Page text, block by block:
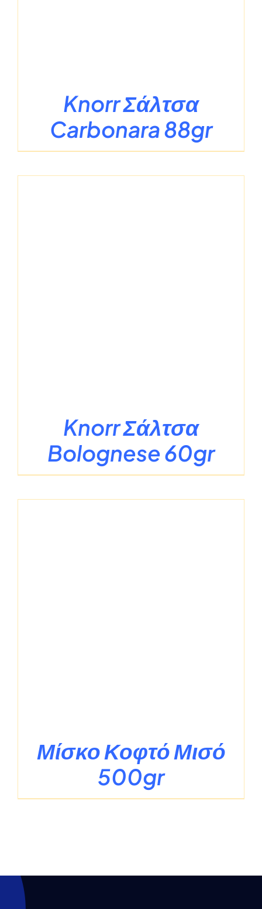
Knorr Σάλτσα
Carbonara 88gr
Knorr Σάλτσα
Bolognese 60gr
Μίσκο Κοφτό Μισό
500gr